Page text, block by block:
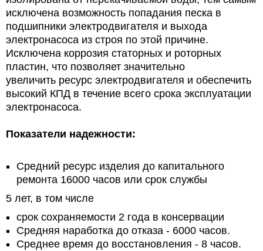
исключена возможность попадания песка в
подшипники электродвигателя и выхода
электронасоса из строя по этой причине.
Исключена коррозия статорных и роторных
пластин, что позволяет значительно
увеличить ресурс электродвигателя и обеспечить
высокий КПД в течение всего срока эксплуатации
электронасоса.
Показатели надежности:
Средний ресурс изделия до капитального
ремонта 16000 часов или срок службы
5 лет, в том числе
срок сохраняемости 2 года в консервации
Средняя наработка до отказа - 6000 часов.
Среднее время до восстановления - 8 часов.